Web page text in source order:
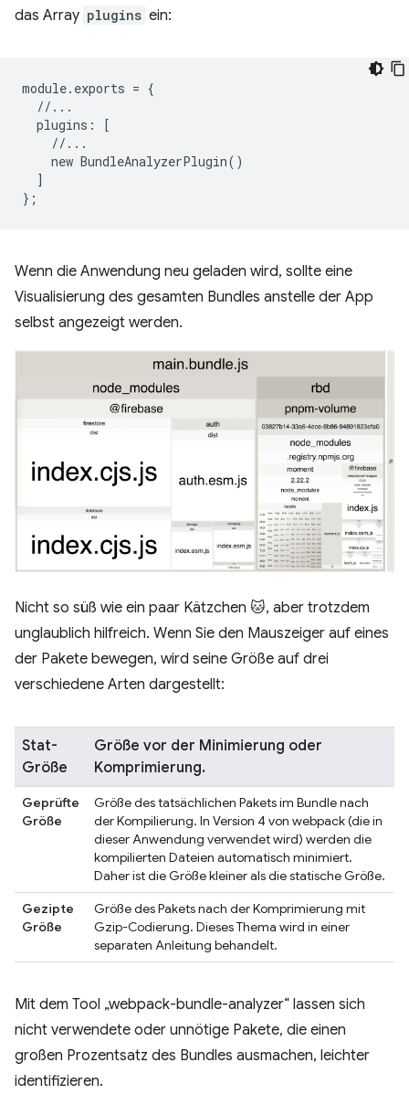
das Array plugins ein:
module. exports = {
//...
plugins :
[
//...
new BundleAnalyzerPlugin()
]
};
Wenn die Anwendung neu geladen wird, sollte eine
Visualisierung des gesamten Bundles anstelle der App
selbst angezeigt werden.
Nicht so süß wie ein paar Kätzchen 🐱, aber trotzdem
unglaublich hilfreich. Wenn Sie den Mauszeiger auf eines
der Pakete bewegen, wird seine Größe auf drei
verschiedene Arten dargestellt:
Stat-
Größe
Größe vor der Minimierung oder
Komprimierung.
Geprüfte
Größe
Größe des tatsächlichen Pakets im Bundle nach
der Kompilierung. In Version 4 von webpack (die in
dieser Anwendung verwendet wird) werden die
kompilierten Dateien automatisch minimiert.
Daher ist die Größe kleiner als die statische Größe.
Gezipte
Größe
Größe des Pakets nach der Komprimierung mit
Gzip-Codierung. Dieses Thema wird in einer
separaten Anleitung behandelt.
Mit dem Tool „webpack-bundle-analyzer“ lassen sich
nicht verwendete oder unnötige Pakete, die einen
großen Prozentsatz des Bundles ausmachen, leichter
identifizieren.